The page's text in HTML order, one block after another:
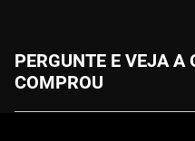
PERGUNTE E VEJA
COMPROU